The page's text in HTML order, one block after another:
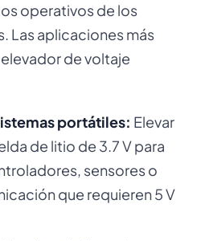
operativos de los
Las aplicaciones más
de voltaje
portátiles: Elevar
de litio de 3.7 V para
sensores o
que requieren 5 V